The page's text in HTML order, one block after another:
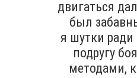
двигаться
был
я шутки
подругу
методами,